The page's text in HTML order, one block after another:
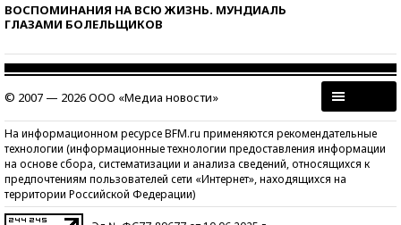
ВОСПОМИНАНИЯ НА ВСЮ ЖИЗНЬ. МУНДИАЛЬ
ГЛАЗАМИ БОЛЕЛЬЩИКОВ
© 2007 — 2026 ООО «Медиа новости»
На информационном ресурсе BFM.ru применяются рекомендательные
технологии (информационные технологии предоставления информации
на основе сбора, систематизации и анализа сведений, относящихся к
предпочтениям пользователей сети «Интернет», находящихся на
территории Российской Федерации)